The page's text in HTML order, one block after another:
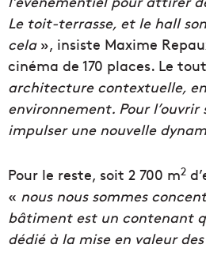
Le toit-terrasse, et le hall
cela», insiste Maxime
cinéma de 170 places. Le
architecture contextuelle,
environnement. Pour l’ouvrir
impulser une nouvelle
Pour le reste, soit 2 700 m2
« nous nous sommes
bâtiment est un contenant
dédié à la mise en valeur des